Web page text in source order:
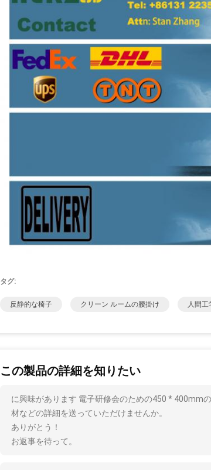
タグ:
反静的な椅子 クリーン ルームの腰掛け 人間
この製品の詳細を知りたい
に興味があります 電子研修会のための450 * 400mm
材などの詳細を送っていただけませんか。
ありがとう！
お返事を待って。